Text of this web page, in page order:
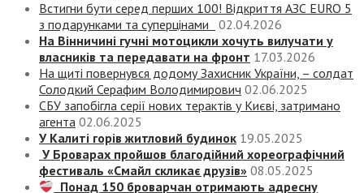
Встигни бути серед перших 100! Відкриття АЗС EURO 5
з подарунками та суперцінами
02.04.2026
На Вінничині гучні мотоцикли хочуть вилучати у
власників та передавати на фронт 17.03.2026
На щиті повернувся додому Захисник України, – солдат
Солодкий Серафим Володимирович 02.06.2025
СБУ запобігла серії нових терактів у Києві, затримано
агента 02.06.2025
У Калиті горів житловий будинок 19.05.2025
У Броварах пройшов благодійний хореографічний
фестиваль «Смайл скликає друзів» 08.05.2025
Понад 150 броварчан отримають адресну